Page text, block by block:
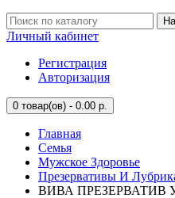
Личный кабинет
Регистрация
Авторизация
0 товар(ов) - 0.00 р.
Главная
Семья
Мужское Здоровье
Презервативы И
ВИВА ПРЕЗЕРВАТИВ